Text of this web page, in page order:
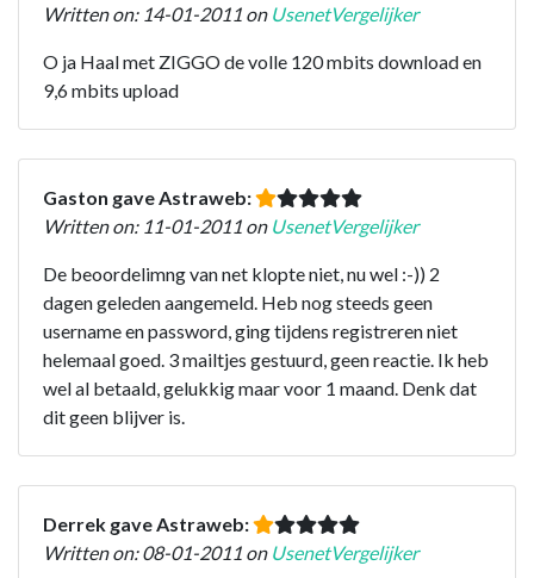
Written on: 14-01-2011 on UsenetVergelijker
O ja Haal met ZIGGO de volle 120 mbits download en
9,6 mbits upload
Gaston gave Astraweb:
Written on: 11-01-2011 on UsenetVergelijker
De beoordelimng van net klopte niet, nu wel :-)) 2
dagen geleden aangemeld. Heb nog steeds geen
username en password, ging tijdens registreren niet
helemaal goed. 3 mailtjes gestuurd, geen reactie. Ik heb
wel al betaald, gelukkig maar voor 1 maand. Denk dat
dit geen blijver is.
Derrek gave Astraweb:
Written on: 08-01-2011 on UsenetVergelijker